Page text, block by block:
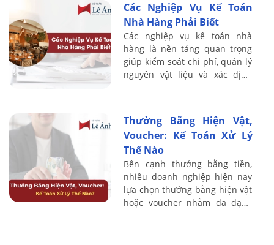
chiến, ...
Các Nghiệp Vụ Kế Toán
Nhà Hàng Phải Biết
Các nghiệp vụ kế toán nhà
hàng là nền tảng quan trọng
giúp kiểm soát chi phí, quản lý
nguyên vật liệu và xác định
thù nhà ...
Thưởng Bằng Hiện Vật,
Voucher: Kế Toán Xử Lý
Thế Nào
Bên cạnh thưởng bằng tiền,
nhiều doanh nghiệp hiện nay
lựa chọn thưởng bằng hiện vật
hoặc voucher nhằm đa dạng